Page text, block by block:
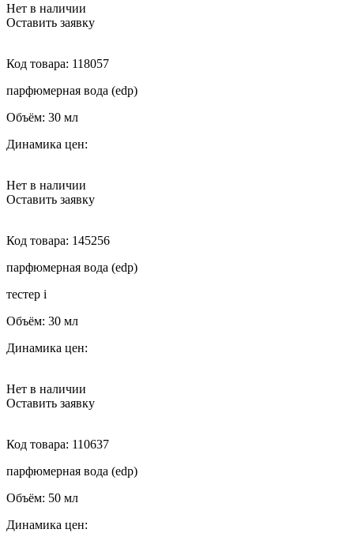
Нет в наличии
Оставить заявку
Код товара: 118057
парфюмерная вода (edp)
Объём: 30 мл
Динамика цен:
Нет в наличии
Оставить заявку
Код товара: 145256
парфюмерная вода (edp)
тестер i
Объём: 30 мл
Динамика цен:
Нет в наличии
Оставить заявку
Код товара: 110637
парфюмерная вода (edp)
Объём: 50 мл
Динамика цен: